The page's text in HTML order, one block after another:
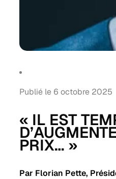
Publié le 6 octobre 2025
« IL EST
PRIX… »
Par Florian Pette,